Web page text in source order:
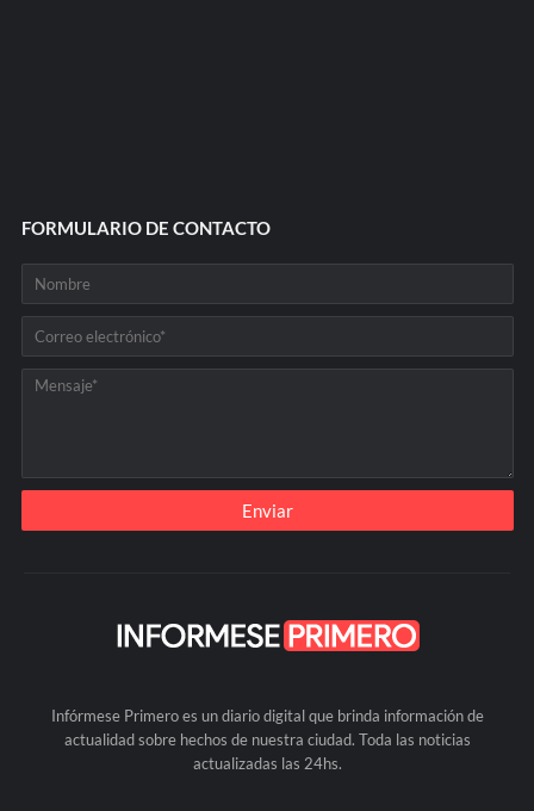
FORMULARIO DE CONTACTO
Infórmese Primero es un diario digital que brinda información de
actualidad sobre hechos de nuestra ciudad. Toda las noticias
actualizadas las 24hs.